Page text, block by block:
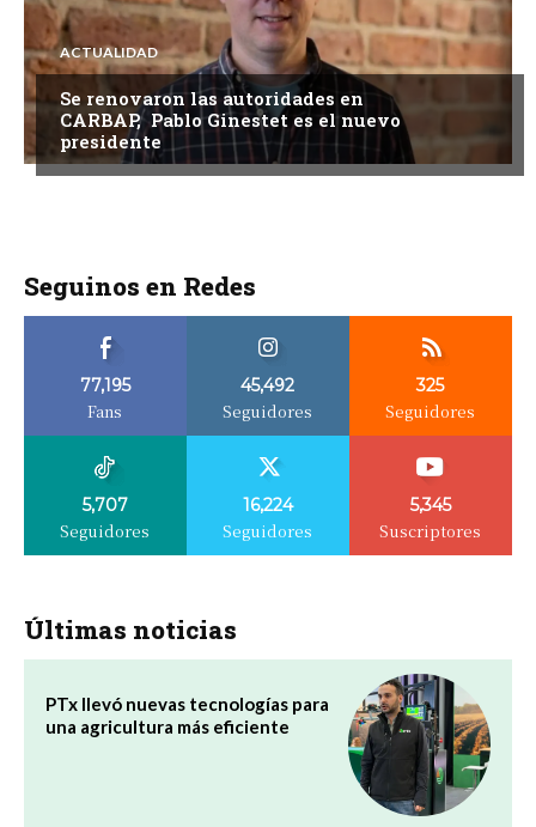
ACTUALIDAD
Se renovaron las autoridades en
CARBAP, Pablo Ginestet es el nuevo
presidente
Seguinos en Redes
77,195
Fans
45,492
Seguidores
325
Seguidores
5,707
Seguidores
16,224
Seguidores
5,345
Suscriptores
Últimas noticias
PTx llevó nuevas tecnologías para
una agricultura más eficiente